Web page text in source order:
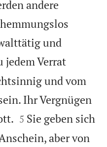
andere
und
jedem Verrat
und vom
Ihr Vergnügen


5 Sie geben sich
aber von